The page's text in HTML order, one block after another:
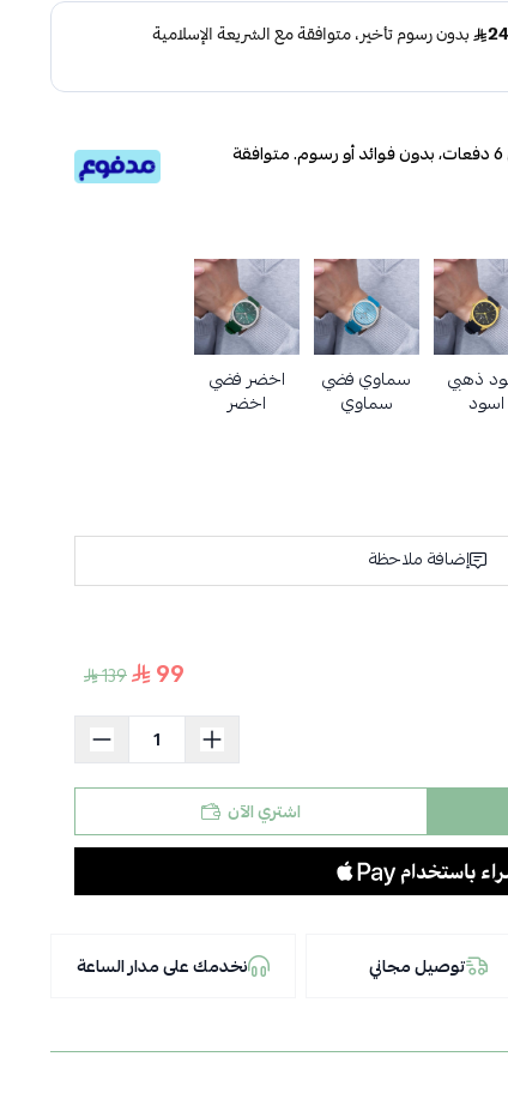
قسم دفعاتك بطريقة ميسرة إلى 4 وحتى 6 دفعات، بدون فوائد أو رسوم. متوافقة
ذهبي
اسود
سماوي فضي
سماوي
اخضر فضي
اخضر
إضافة ملاحظة
99
139
اشتري الآن
توصيل مجاني نخدمك على مدار الساعة